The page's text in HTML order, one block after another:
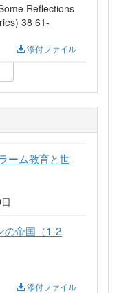
Reflections
38 61-
添付ファイル
ーム教育と世
の帝国（1-2
添付ファイル